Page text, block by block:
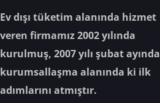
Ev dışı tüketim alanında hizmet
veren firmamız 2002 yılında
kurulmuş, 2007 yılı şubat ayında
kurumsallaşma alanında ki ilk
adımlarını atmıştır.